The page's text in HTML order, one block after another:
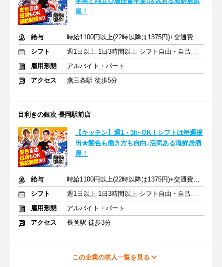
屋！
給与
時給1100円以上(22時以降は1375円)+交通費規定内支給
シフト
週1日以上 1日3時間以上 シフト自由・自己申告
雇用形態
アルバイト・パート
アクセス
燕三条駅 徒歩5分
目利きの銀次 長岡駅前店
【キッチン】週1・3h~OK！シフトは毎週提
出★髪色も働き方も自由♪活気ある海鮮居酒
屋！
給与
時給1100円以上(22時以降は1375円)+交通費規定内支給
シフト
週1日以上 1日3時間以上 シフト自由・自己申告
雇用形態
アルバイト・パート
アクセス
長岡駅 徒歩3分
この企業の求人一覧を見る